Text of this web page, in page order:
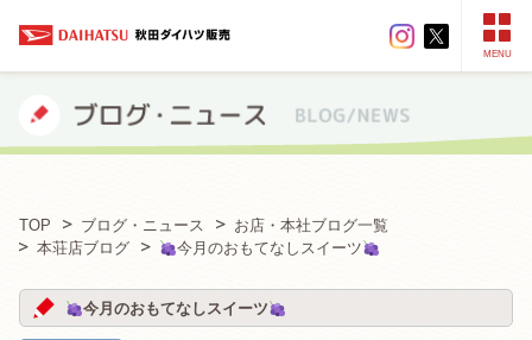
MENU
TOP ブログ・ニュース
お店・本社ブログ一覧
本荘店ブログ
今月のおもてなしスイーツ
今月のおもてなしスイーツ